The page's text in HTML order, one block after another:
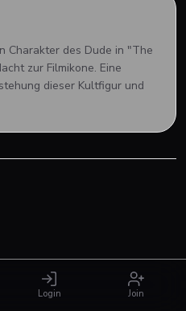
Charakter des Dude in "The
zur Filmikone. Eine
dieser Kultfigur und
Login Join